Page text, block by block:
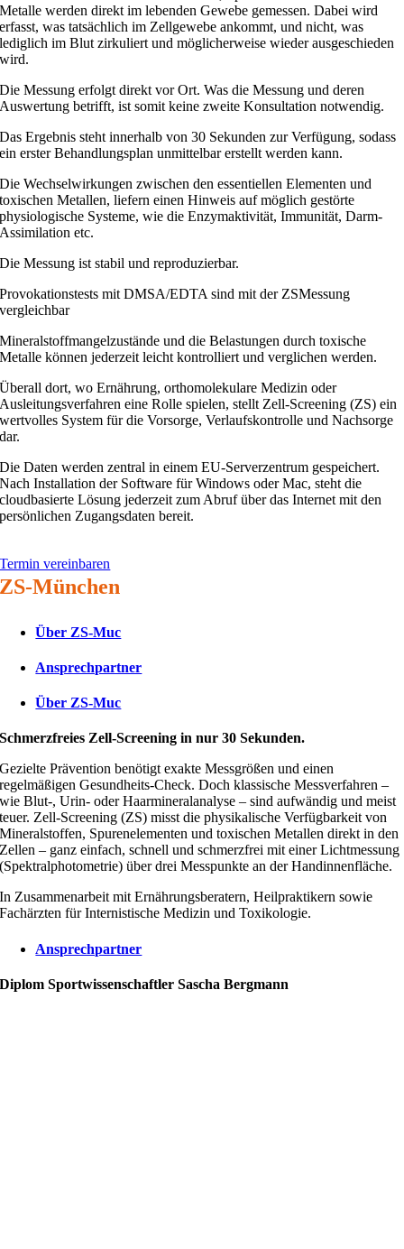
Metalle werden direkt im lebenden Gewebe gemessen. Dabei wird
erfasst, was tatsächlich im Zellgewebe ankommt, und nicht, was
lediglich im Blut zirkuliert und möglicherweise wieder ausgeschieden
wird.
Die Messung erfolgt direkt vor Ort. Was die Messung und deren
Auswertung betrifft, ist somit keine zweite Konsultation notwendig.
Das Ergebnis steht innerhalb von 30 Sekunden zur Verfügung, sodass
ein erster Behandlungsplan unmittelbar erstellt werden kann.
Die Wechselwirkungen zwischen den essentiellen Elementen und
toxischen Metallen, liefern einen Hinweis auf möglich gestörte
physiologische Systeme, wie die Enzymaktivität, Immunität, Darm-
Assimilation etc.
Die Messung ist stabil und reproduzierbar.
Provokationstests mit DMSA/EDTA sind mit der ZS­Messung
vergleichbar
Mineralstoffmangelzustände und die Belastungen durch toxische
Metalle können jederzeit leicht kontrolliert und verglichen werden.
Überall dort, wo Ernährung, orthomolekulare Medizin oder
Ausleitungsverfahren eine Rolle spielen, stellt Zell-Screening (ZS) ein
wertvolles System für die Vorsorge, Verlaufskontrolle und Nachsorge
dar.
Die Daten werden zentral in einem EU-Serverzentrum gespeichert.
Nach Installation der Software für Windows oder Mac, steht die
cloudbasierte Lösung jederzeit zum Abruf über das Internet mit den
persönlichen Zugangsdaten bereit.
Termin vereinbaren
ZS-München
Über ZS-Muc
Ansprechpartner
Über ZS-Muc
Schmerzfreies Zell-Screening in nur 30 Sekunden.
Gezielte Prävention benötigt exakte Messgrößen und einen
regelmäßigen Gesundheits-Check. Doch klassische Messverfahren –
wie Blut-, Urin- oder Haarmineralanalyse – sind aufwändig und meist
teuer. Zell-Screening (ZS) misst die physikalische Verfügbarkeit von
Mineralstoffen, Spurenelementen und toxischen Metallen direkt in den
Zellen – ganz einfach, schnell und schmerzfrei mit einer Lichtmessung
(Spektralphotometrie) über drei Messpunkte an der Handinnenfläche.
In Zusammenarbeit mit Ernährungsberatern, Heilpraktikern sowie
Fachärzten für Internistische Medizin und Toxikologie.
Ansprechpartner
Diplom Sportwissenschaftler Sascha Bergmann